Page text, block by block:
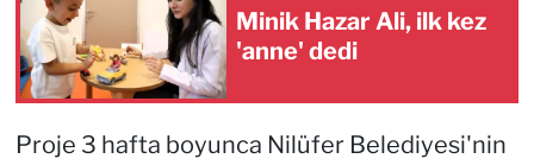
Minik Hazar Ali, ilk kez
'anne' dedi
Proje 3 hafta boyunca Nilüfer Belediyesi'nin